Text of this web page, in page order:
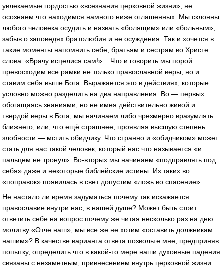
увлекаемые гордостью «всезнания церковной жизни», не
осознаем что находимся намного ниже оглашенных. Мы склонны
любого человека осудить и назвать «болящим» или «больным»,
забыв о заповедях братолюбия и не осуждения. Так и хочется в
такие моменты напомнить себе, братьям и сестрам во Христе
слова: «Врачу исцелися сам!». Что и говорить мы порой
превосходим все рамки не только православной веры, но и
ставим себя выше Бога. Выражается это в действиях, которые
условно можно разделить на два направления. Во — первых
обогащаясь знаниями, но не имея действительно живой и
твердой веры в Бога, мы начинаем либо чрезмерно вразумлять
ближнего, или, что ещё страшнее, проявляя высшую степень
злобности — мстить обидчику. Что странно и «обидчиком» может
стать для нас такой человек, который нас что называется «и
пальцем не тронул». Во-вторых мы начинаем «подправлять под
себя» даже и некоторые библейские истины. Из таких во
«поправок» появилась в свет допустим «ложь во спасение».
Не настало ли время задуматься почему так искажается
православие внутри нас, в нашей душе? Может быть стоит
ответить себе на вопрос почему же читая несколько раз на дню
молитву «Отче наш», мы все же не хотим «оставить должникам
нашим»? В качестве варианта ответа позвольте мне, предприняв
попытку, определить что в какой-то мере наши духовные падения
связаны с незаметным, привнесением внутрь церковной жизни